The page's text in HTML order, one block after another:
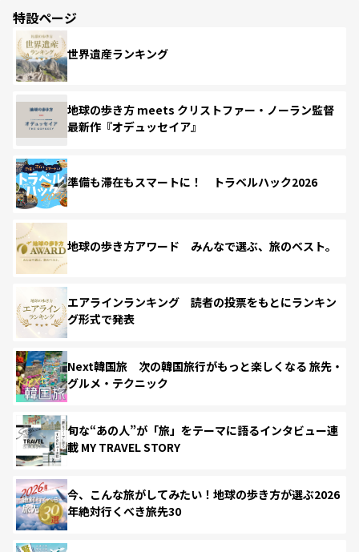
特設ページ
世界遺産ランキング
地球の歩き方 meets クリストファー・ノーラン監督
最新作『オデュッセイア』
準備も滞在もスマートに！ トラベルハック2026
地球の歩き方アワード みんなで選ぶ、旅のベスト。
エアラインランキング 読者の投票をもとにランキン
グ形式で発表
Next韓国旅 次の韓国旅行がもっと楽しくなる 旅先・
グルメ・テクニック
旬な“あの人”が「旅」をテーマに語るインタビュー連
載 MY TRAVEL STORY
今、こんな旅がしてみたい！地球の歩き方が選ぶ2026
年絶対行くべき旅先30